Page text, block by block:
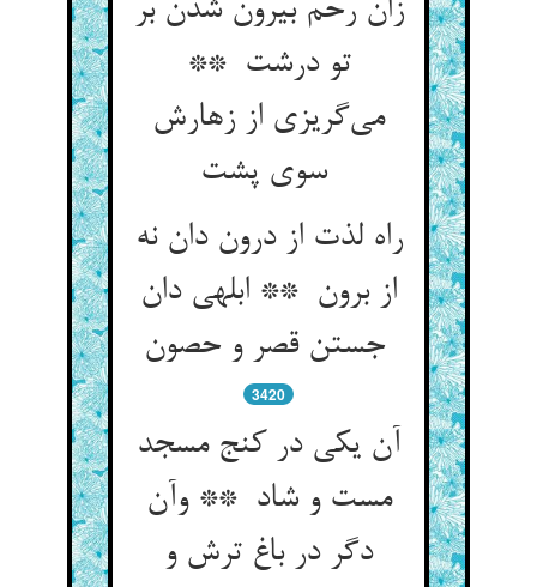
زان رحم بیرون شدن بر
تو درشت **
می‌گریزی از زهارش
سوی پشت
راه لذت از درون دان نه
از برون ** ابلهی دان
جستن قصر و حصون
3420
آن یکی در کنج مسجد
مست و شاد ** وآن
دگر در باغ ترش و